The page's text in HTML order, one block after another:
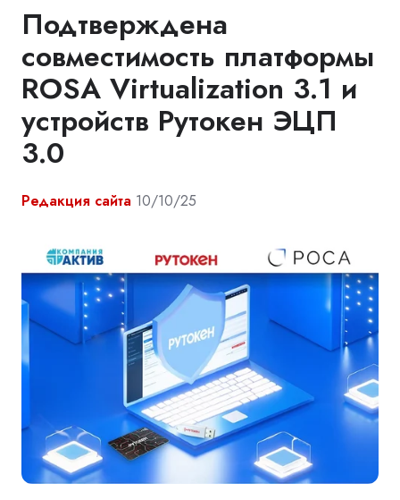
Подтверждена
совместимость платформы
ROSA Virtualization 3.1 и
устройств Рутокен ЭЦП
3.0
Редакция сайта 10/10/25